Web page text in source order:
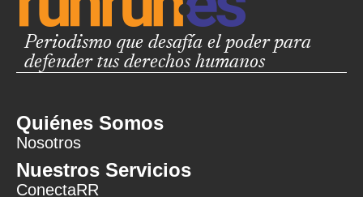
Periodismo que desafía el poder para
defender tus derechos humanos
Quiénes Somos
Nosotros
Nuestros Servicios
ConectaRR